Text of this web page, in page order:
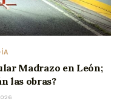
Madrazo en León;
las obras?